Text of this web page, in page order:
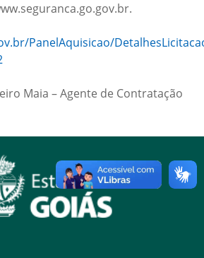
PanelAquisicao/
Maia – Agente de Contratação